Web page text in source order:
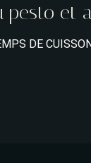
pesto et
DE